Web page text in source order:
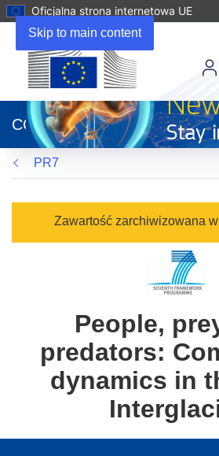
Skip to main content
Oficjalna strona internetowa UE
otworzy
się
w
nowym
oknie)
CORDIS
PR7
Zawartość zarchiwizowana
People,
predators:
dynamics in